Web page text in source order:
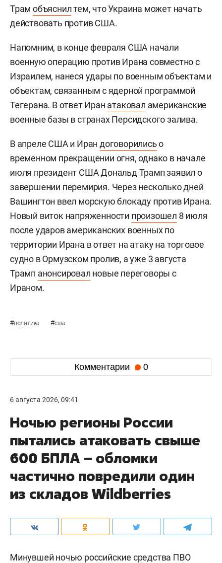
Трам объяснилтем, что Украина может начать
действовать против США.
Напомним, в конце февраля США начали
военную операцию против Ирана совместно с
Израилем, нанеся удары по военным объектам и
объектам, связанным с ядерной программой
Тегерана. В ответ Иран атаковал американские
военные базы в странах Персидского залива.
В апреле США и Ирандоговорилисьо
временном прекращении огня, однако в начале
июля президент США Дональд Трамп заявил о
завершении перемирия. Через несколько дней
Вашингтон ввел морскую блокаду против Ирана.
Новый виток напряженности произошел 8 июля
после ударов американских военных по
территории Ирана в ответ на атаку на торговое
судно в Ормузском пролив, а уже 3 августа
Трамп анонсировал новые переговоры с
Ираном.
#политика #сша
Комментарии 0
6 августа 2026, 09:41
Ночью регионы России
пытались атаковать свыше
600 БПЛА – обломки
частично повредили один
из складов Wildberries
Минувшей ночью российские средства ПВО